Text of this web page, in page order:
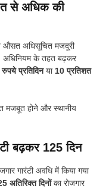
से अधिक की
औसत अधिसूचित मजदूरी
के तहत बढ़कर
प्रतिदिनया10 प्रतिशत
मजबूत होने और स्थानीय
बढ़कर 125 दिन
गारंटी अवधि में किया गया
अतिरिक्त दिनोंका रोजगार